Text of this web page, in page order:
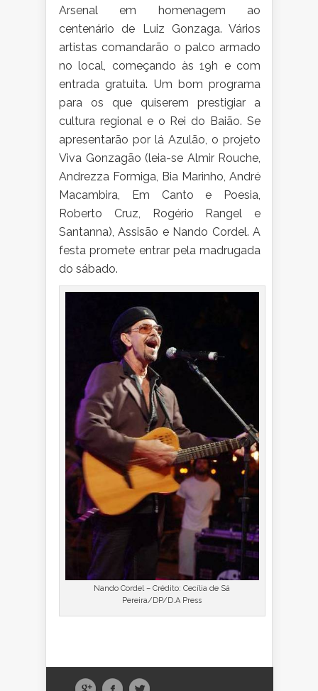
Arsenal em homenagem ao
centenário de Luiz Gonzaga. Vários
artistas comandarão o palco armado
no local, começando às 19h e com
entrada gratuita. Um bom programa
para os que quiserem prestigiar a
cultura regional e o Rei do Baião. Se
apresentarão por lá Azulão, o projeto
Viva Gonzagão (leia-se Almir Rouche,
Andrezza Formiga, Bia Marinho, André
Macambira, Em Canto e Poesia,
Roberto Cruz, Rogério Rangel e
Santanna), Assisão e Nando Cordel. A
festa promete entrar pela madrugada
do sábado.
Nando Cordel – Crédito: Cecília de Sá
Pereira/DP/D.A Press